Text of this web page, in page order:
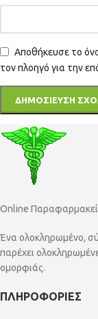
Αποθήκευσε το
τον πλοηγό για την
Online
Ένα ολοκληρωμένο,
παρέχει
ομορφιάς.
ΠΛΗΡΟΦΟΡΙΕΣ